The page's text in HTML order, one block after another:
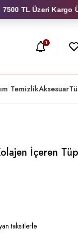
TL Üzeri Kargo
1
TemizlikAksesuar
İçeren
taksitlerle